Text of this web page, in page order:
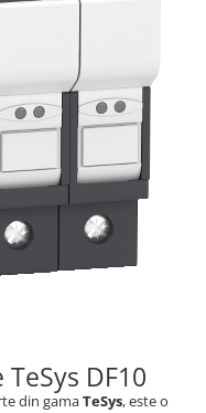
DF10
din gamaTeSys, este o